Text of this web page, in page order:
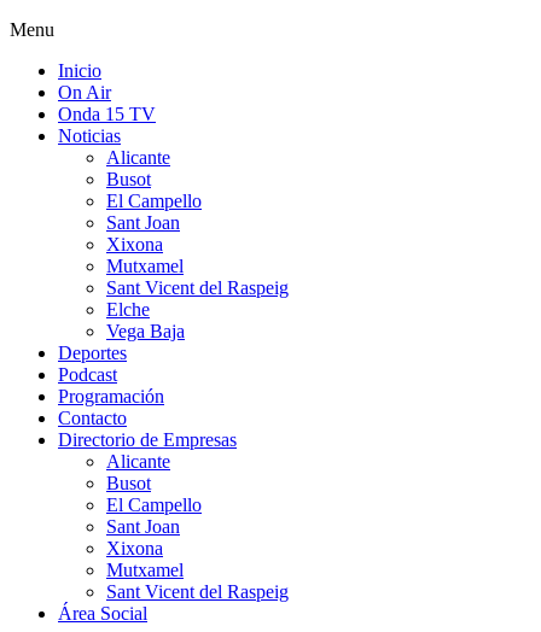
Menu
Inicio
On Air
Onda 15 TV
Noticias
Alicante
Busot
El Campello
Sant Joan
Xixona
Mutxamel
Sant Vicent del Raspeig
Elche
Vega Baja
Deportes
Podcast
Programación
Contacto
Directorio de Empresas
Alicante
Busot
El Campello
Sant Joan
Xixona
Mutxamel
Sant Vicent del Raspeig
Área Social